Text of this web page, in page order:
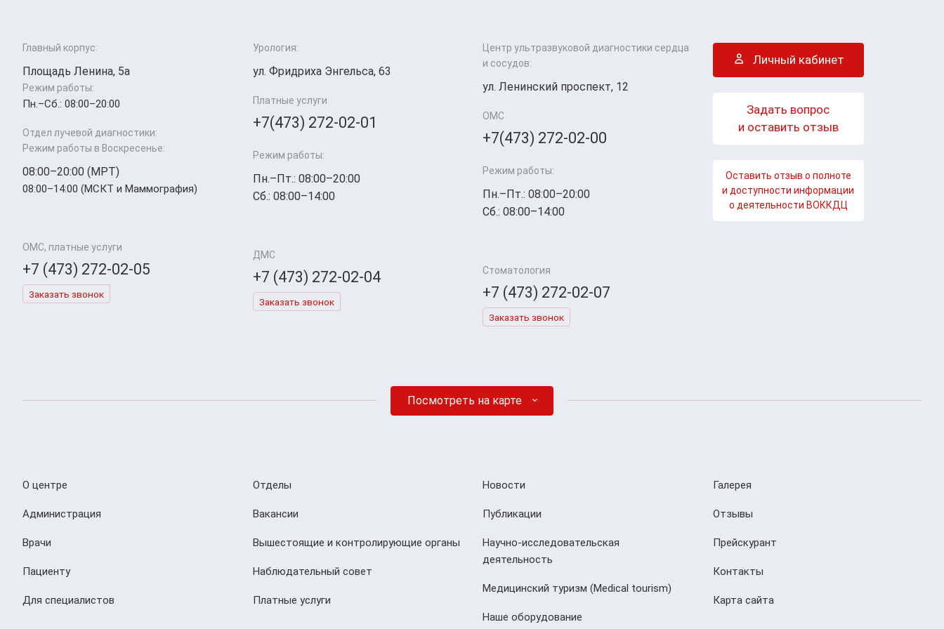
Главный корпус:
Площадь Ленина, 5а
Режим работы:
Пн.–Cб.: 08:00–20:00
Отдел лучевой диагностики:
Режим работы в Воскресенье:
08:00–20:00 (МРТ)
08:00–14:00 (МСКТ и Маммография)
ОМС, платные услуги
+7 (473) 272-02-05
Заказать звонок
Урология:
ул. Фридриха Энгельса, 63
Платные услуги
+7(473) 272-02-01
Режим работы:
Пн.–Пт.: 08:00–20:00
Сб.: 08:00–14:00
ДМС
+7 (473) 272-02-04
Заказать звонок
Центр ультразвуковой диагностики сердца
и сосудов:
ул. Ленинский проспект, 12
ОМС
+7(473) 272-02-00
Режим работы:
Пн.–Пт.: 08:00–20:00
Сб.: 08:00–14:00
Стоматология
+7 (473) 272-02-07
Заказать звонок
Личный кабинет
Задать вопрос
и оставить отзыв
Оставить отзыв о полноте
и доступности информации
о деятельности ВОККДЦ
Посмотреть на карте
О центре
Администрация
Врачи
Пациенту
Для специалистов
Отделы
Вакансии
Вышестоящие и контролирующие органы
Наблюдательный совет
Платные услуги
Новости
Публикации
Научно-исследовательская
деятельность
Медицинский туризм (Мedical tourism)
Наше оборудование
Галерея
Отзывы
Прейскурант
Контакты
Карта сайта